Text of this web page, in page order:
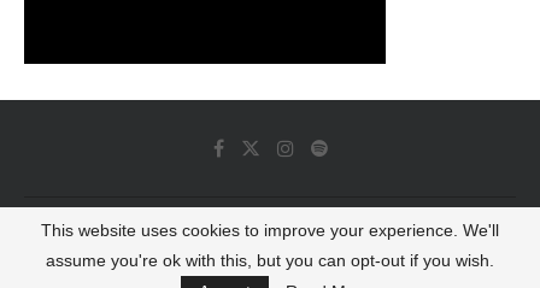
© 2022 - Luminous Dash All Rights Reserved
This website uses cookies to improve your experience. We'll
assume you're ok with this, but you can opt-out if you wish.